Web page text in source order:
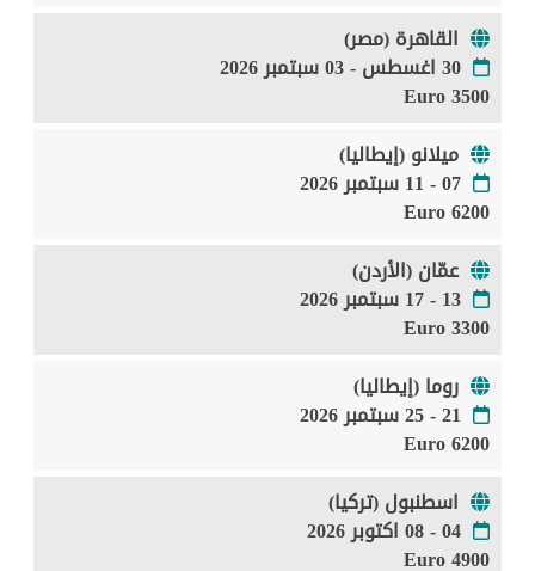
القاهرة (مصر)
30 اغسطس - 03 سبتمبر 2026
3500 Euro
ميلانو (إيطاليا)
07 - 11 سبتمبر 2026
6200 Euro
عمّان (الأردن)
13 - 17 سبتمبر 2026
3300 Euro
روما (إيطاليا)
21 - 25 سبتمبر 2026
6200 Euro
اسطنبول (تركيا)
04 - 08 اكتوبر 2026
4900 Euro